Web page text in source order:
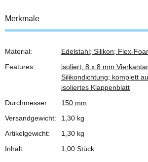
Merkmale
Produkteigenschaft
Wert
Material:
Edelstahl; Silikon; Flex-
Features:
isoliert; 8 x 8 mm
Silikondichtung; komplett
isoliertes Klappenblatt
Durchmesser:
150 mm
Versandgewicht:
1,30 kg
Artikelgewicht:
1,30 kg
Inhalt:
1,00 Stück